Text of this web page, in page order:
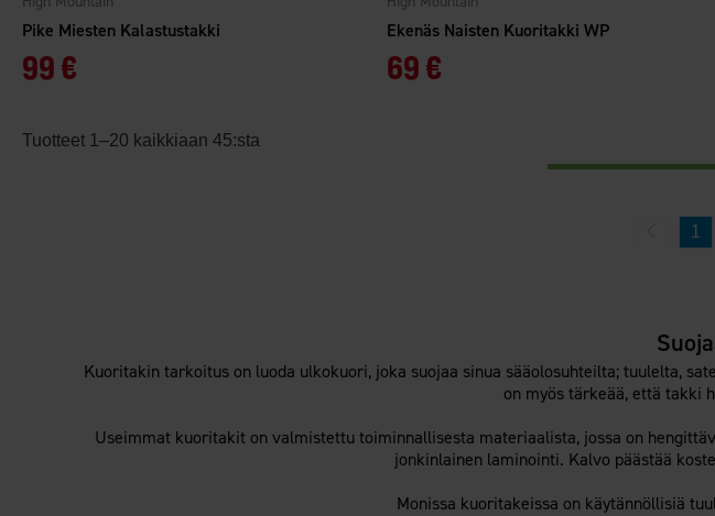
Pike Miesten Kalastustakki
99 €
Ekenäs Naisten Kuoritakki WP
69 €
Tuotteet 1–20 kaikkiaan 45:sta
1
Kuoritakin tarkoitus on luoda ulkokuori, joka suojaa sinua sääolosuhteilta; tuulelta,
on myös tärkeää, että takki
Useimmat kuoritakit on valmistettu toiminnallisesta materiaalista, jossa on
jonkinlainen laminointi. Kalvo päästää
Monissa kuoritakeissa on käytännöllisiä